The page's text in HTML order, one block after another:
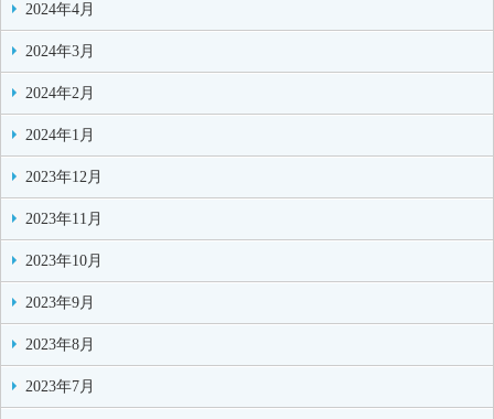
2024年4月
2024年3月
2024年2月
2024年1月
2023年12月
2023年11月
2023年10月
2023年9月
2023年8月
2023年7月